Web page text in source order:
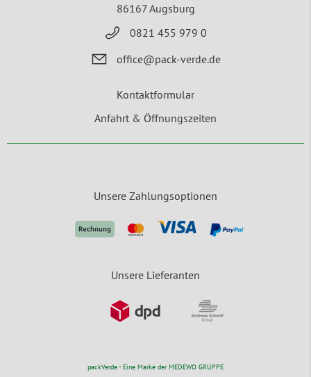
86167 Augsburg
0821 455 979 0
office@pack-verde.de
Kontaktformular
Anfahrt & Öffnungszeiten
Unsere Zahlungsoptionen
Unsere Lieferanten
packVerde - Eine Marke der MEDEWO GRUPPE